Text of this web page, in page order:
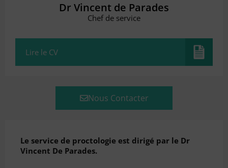
Dr Vincent de Parades
Chef de service
Lire le CV
Nous Contacter
Le service de proctologie est dirigé par le Dr
Vincent De Parades.